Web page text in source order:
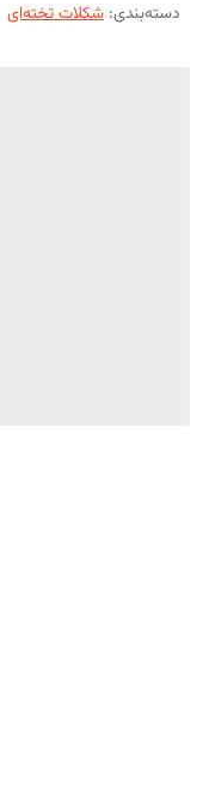
دسته‌بندی: شکلات تخته‌ای